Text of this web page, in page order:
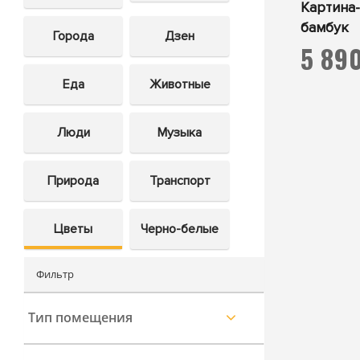
Города Дзен
Еда Животные
Люди Музыка
Природа Транспорт
Цветы Черно-белые
Фильтр
Тип помещения
бамбук
5